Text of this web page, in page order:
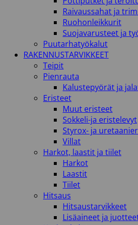
Raivaussahat ja
Ruohonleikkurit
Suojavarusteet ja
Puutarhatyökalut
RAKENNUSTARVIKKEET
Teipit
Pienrauta
Kalustepyörät ja
Eristeet
Muut eristeet
Sokkeli-ja eristelevyt
Styrox- ja
Villat
Harkot, laastit ja tiilet
Harkot
Laastit
Tiilet
Hitsaus
Hitsaustarvikkeet
Lisäaineet ja